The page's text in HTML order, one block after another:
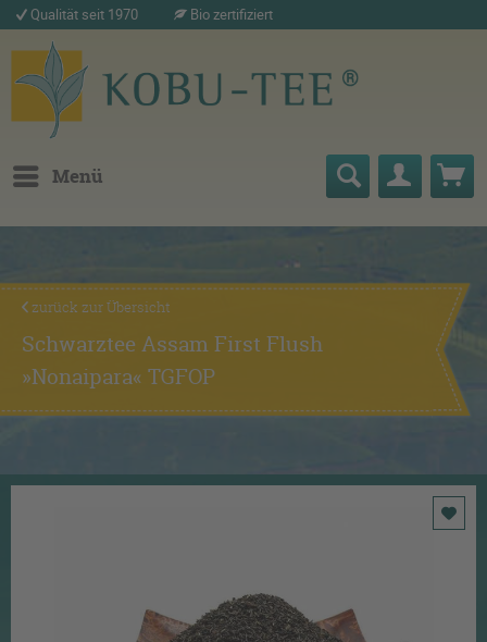
Qualität seit 1970 Bio zertifiziert
Menü
zurück zur Übersicht
Schwarztee Assam First Flush
»Nonaipara« TGFOP